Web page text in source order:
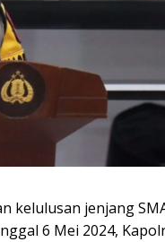
kelulusan jenjang
6 Mei 2024,